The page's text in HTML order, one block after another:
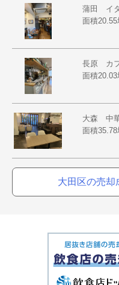
蒲田 イ
面積
長原 カ
面積
大森 中
面積
大田区の売却